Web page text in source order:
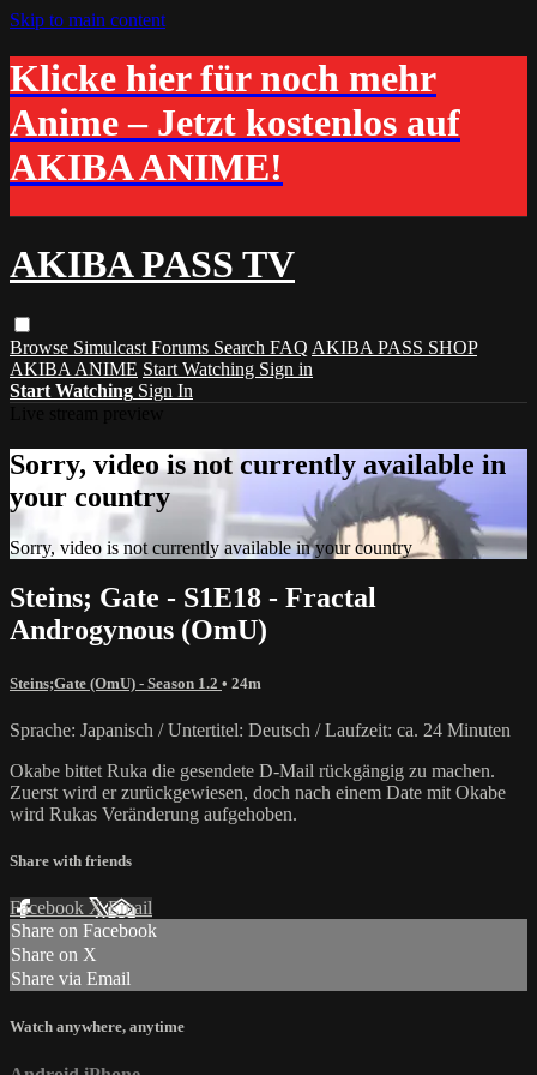
Skip to main content
Klicke hier für noch mehr
Anime – Jetzt kostenlos auf
AKIBA ANIME!
AKIBA PASS TV
Browse Simulcast Forums Search FAQ AKIBA PASS SHOP
AKIBA ANIME Start Watching Sign in
Start Watching Sign In
Sorry, video is not currently available in
your country
Sorry, video is not currently available in your country
Steins; Gate - S1E18 - Fractal
Androgynous (OmU)
Steins;Gate (OmU) - Season 1.2 • 24m
Sprache: Japanisch / Untertitel: Deutsch / Laufzeit: ca. 24 Minuten
Okabe bittet Ruka die gesendete D-Mail rückgängig zu machen.
Zuerst wird er zurückgewiesen, doch nach einem Date mit Okabe
wird Rukas Veränderung aufgehoben.
Share with friends
Facebook XEmail
Share on Facebook
Share on X
Share via Email
Watch anywhere, anytime